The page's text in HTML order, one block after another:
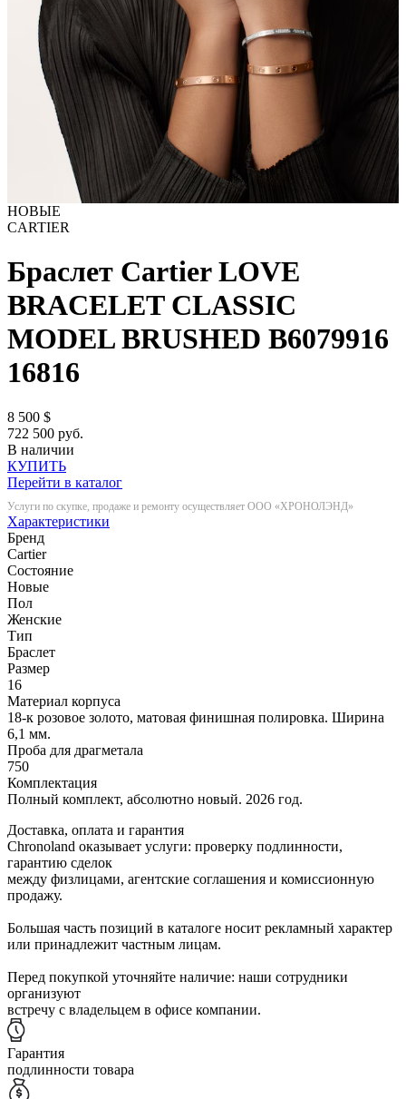
НОВЫЕ
CARTIER
Браслет Cartier LOVE
BRACELET CLASSIC
MODEL BRUSHED B6079916
16816
8 500 $
722 500 руб.
В наличии
КУПИТЬ
Перейти в каталог
Услуги по скупке, продаже и ремонту осуществляет ООО «ХРОНОЛЭНД»
Характеристики
Бренд
Cartier
Состояние
Новые
Пол
Женские
Тип
Браслет
Размер
16
Материал корпуса
18-к розовое золото, матовая финишная полировка. Ширина
6,1 мм.
Проба для драгметала
750
Комплектация
Полный комплект, абсолютно новый. 2026 год.
Доставка, оплата и гарантия
Chronoland оказывает услуги: проверку подлинности,
гарантию сделок
между физлицами, агентские соглашения и комиссионную
продажу.
Большая часть позиций в каталоге носит рекламный характер
или принадлежит частным лицам.
Перед покупкой уточняйте наличие: наши сотрудники
организуют
встречу с владельцем в офисе компании.
Гарантия
подлинности товара